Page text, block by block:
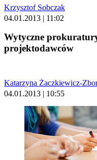
Krzysztof Sobczak
04.01.2013 | 11:02
Wytyczne
projektodawców
Katarzyna Żaczkiewicz-
04.01.2013 | 10:55